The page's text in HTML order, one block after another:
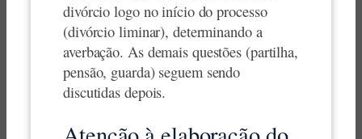
divórcio logo no início do processo
(divórcio liminar), determinando a
averbação. As demais questões (partilha,
pensão, guarda) seguem sendo
discutidas depois.